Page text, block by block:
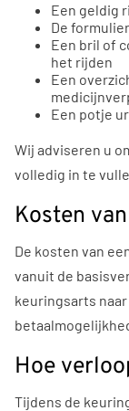
Een geldig
De
Een bril of
het rijden
Een
Een potje
Wij adviseren u
volledig in te
Kosten
De kosten van
vanuit de
keuringsarts
Hoe
Tijdens de